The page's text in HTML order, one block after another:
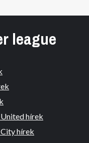
league
hírek
hírek